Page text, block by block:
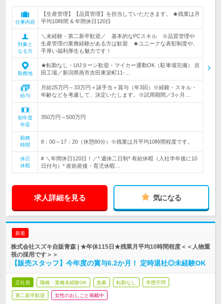
仕事内容
【生産管理】【品質管理】を担当していただきます。 ★残業は月
平均10時間 & 年間休日120日
対象と
なる方
＼未経験・第二新卒歓迎／ 基本的なPCスキル ※品質管理や
生産管理の業務経験がある方は歓迎 ★ユニークな表彰制度や、
手厚い福利厚生も魅力です！
勤務地
★転勤なし・UIJターン歓迎・マイカー通勤OK（駐車場完備） 吉
田工場／新潟県燕市吉田東栄町11-…
給与
月給25万円～33万円＋諸手当＋賞与（年3回）※経験・スキル・
年齢などを考慮して、決定いたします。※試用期間／3ヶ月…
初年度
年収
350万円～500万円
勤務
時間
8：00～17：20（休憩80分）※残業は月平均10時間程度です。
休日
休暇
# ＼年間休日120日！／* 週休二日制* 有給休暇（入社半年後に10
日付与）* 産前産後・育児休暇…
求人詳細を見る 気になる
新着
株式会社スズキ自販青森 | ★年休115日★残業月平均10時間程度＜＜人物重
視の採用です＞＞
【販売スタッフ】今年度の賞与6.2か月！ 定時退社◎未経験OK
正社員 職種・業種未経験OK 急募 転勤なし 学歴不問
第二新卒歓迎 女性のおしごと掲載中